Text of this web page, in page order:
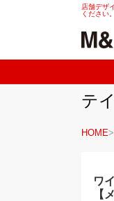
店舗デザ
ください
テ
HOME
ワ
【